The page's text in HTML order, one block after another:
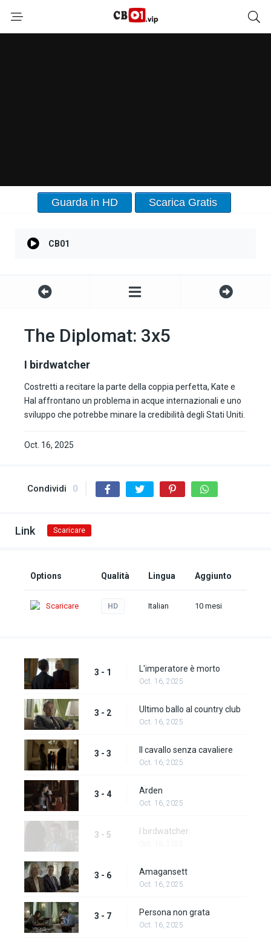
Guarda in HD Scarica Gratis
CB01
The Diplomat: 3x5
I birdwatcher
Costretti a recitare la parte della coppia perfetta, Kate e
Hal affrontano un problema in acque internazionali e uno
sviluppo che potrebbe minare la credibilità degli Stati Uniti.
Oct. 16, 2025
Condividi 0
Link Scaricare
Options Qualità Lingua Aggiunto
Scaricare HD Italian 10 mesi
3 - 1 L'imperatore è morto
Oct. 16, 2025
3 - 2 Ultimo ballo al country club
Oct. 16, 2025
3 - 3 Il cavallo senza cavaliere
Oct. 16, 2025
3 - 4 Arden
Oct. 16, 2025
3 - 5 I birdwatcher
3 - 6 Amagansett
Oct. 16, 2025
3 - 7 Persona non grata
Oct. 16, 2025